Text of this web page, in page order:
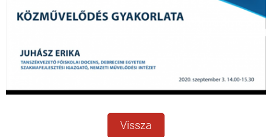
Vissza